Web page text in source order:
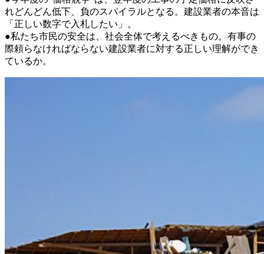
れどんどん低下、負のスパイラルとなる。建設業者の本音は
「正しい数字で入札したい」。
●私たち市民の安全は、社会全体で考えるべきもの。有事の
際頼らなければならない建設業者に対する正しい理解ができ
ているか。